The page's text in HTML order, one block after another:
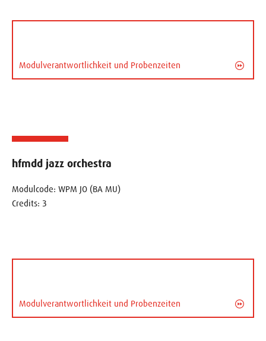
Modulverantwortlichkeit und Probenzeiten
hfmdd jazz orchestra
Modulcode: WPM JO (BA MU)
Credits: 3
Modulverantwortlichkeit und Probenzeiten